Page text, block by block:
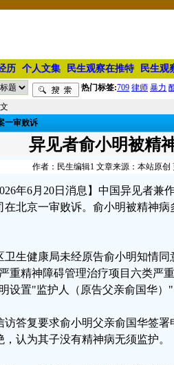
历 个人文集 民生观察在推特 民生观
热门标签:709 律师 暴力
一审败诉
异见者俞小明被精
作者：民生编辑1 文章来源：本站原创
年6月20日消息】中国异见者
在北京一审败诉。俞小明被精神
卫生健康局未经原告俞小明知情
重精神障碍管理治疗项目六类严
设置"监护人（原告父亲俞国华）"
访答复要求俞小明父亲俞国华签
认为其子没有精神病无须监护。